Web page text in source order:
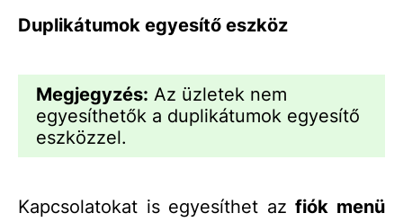
Duplikátumok egyesítő eszköz
Megjegyzés: Az üzletek nem
egyesíthetők a duplikátumok egyesítő
eszközzel.
Kapcsolatokat is egyesíthet azfiók menü